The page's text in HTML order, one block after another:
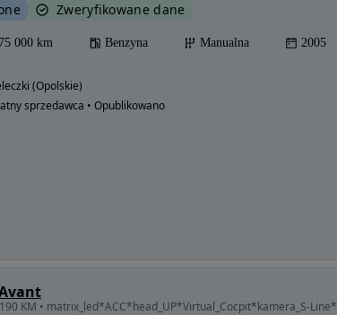
Zweryfikowane dane
000 km Benzyna Manualna 2005
(Opolskie)
sprzedawca • Opublikowano
KM • matrix_led*ACC*head_UP*Virtual_Cocpit*kamera_S-Line*